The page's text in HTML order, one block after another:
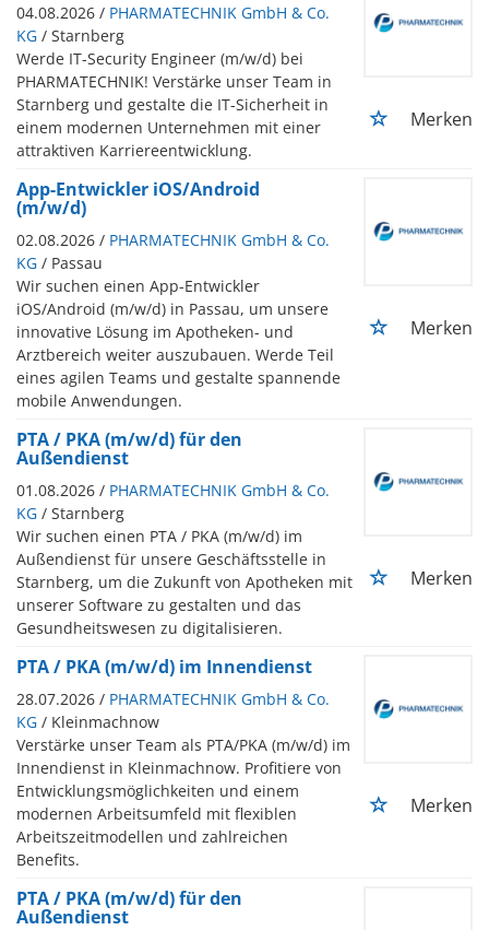
04.08.2026 / PHARMATECHNIK GmbH & Co.
KG / Starnberg
Werde IT-Security Engineer (m/w/d) bei
PHARMATECHNIK! Verstärke unser Team in
Starnberg und gestalte die IT-Sicherheit in
einem modernen Unternehmen mit einer
attraktiven Karriereentwicklung.
Merken
App-Entwickler iOS/Android
(m/w/d)
02.08.2026 / PHARMATECHNIK GmbH & Co.
KG / Passau
Wir suchen einen App-Entwickler
iOS/Android (m/w/d) in Passau, um unsere
innovative Lösung im Apotheken- und
Arztbereich weiter auszubauen. Werde Teil
eines agilen Teams und gestalte spannende
mobile Anwendungen.
Merken
PTA / PKA (m/w/d) für den
Außendienst
01.08.2026 / PHARMATECHNIK GmbH & Co.
KG / Starnberg
Wir suchen einen PTA / PKA (m/w/d) im
Außendienst für unsere Geschäftsstelle in
Starnberg, um die Zukunft von Apotheken mit
unserer Software zu gestalten und das
Gesundheitswesen zu digitalisieren.
Merken
PTA / PKA (m/w/d) im Innendienst
28.07.2026 / PHARMATECHNIK GmbH & Co.
KG / Kleinmachnow
Verstärke unser Team als PTA/PKA (m/w/d) im
Innendienst in Kleinmachnow. Profitiere von
Entwicklungsmöglichkeiten und einem
modernen Arbeitsumfeld mit flexiblen
Arbeitszeitmodellen und zahlreichen
Benefits.
Merken
PTA / PKA (m/w/d) für den
Außendienst